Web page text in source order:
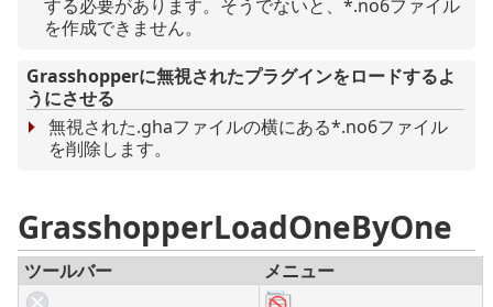
する必要があります。そうでないと、*.no6ファイル
を作成できません。
Grasshopperに無視されたプラグインをロードするよ
うにさせる
無視された.ghaファイルの横にある*.no6ファイル
を削除します。
GrasshopperLoadOneByOne
ツールバー メニュー